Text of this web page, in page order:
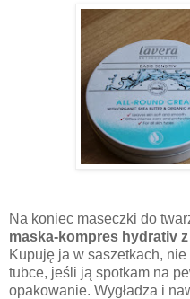
Na koniec maseczki do
maska-kompres hydrativ z
Kupuję ja w saszetkach,
tubce, jeśli ją spotkam na
opakowanie. Wygładza i